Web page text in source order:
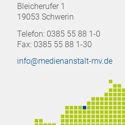
Bleicherufer 1
19053 Schwerin
Telefon: 0385 55 88 1-0
Fax: 0385 55 88 1-30
info@medienanstalt-mv.de